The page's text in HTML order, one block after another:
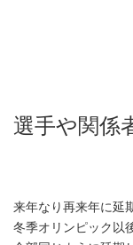
選手や関係
来年なり再来年に延
冬季オリンピック以